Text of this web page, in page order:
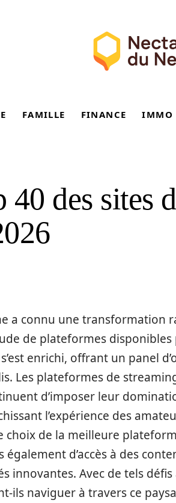
FAMILLE FINANCE IMMO
des sites
a connu une transformation
de plateformes disponibles
enrichi, offrant un panel
Les plateformes de
d’imposer leur
l’expérience des
de la meilleure
d’accès à des
innovantes. Avec de tels défis
ils naviguer à travers ce